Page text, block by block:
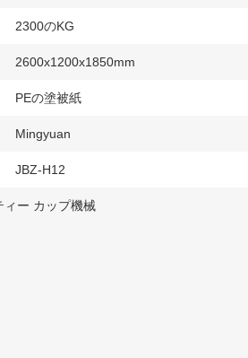
2300のKG
2600x1200x1850mm
PEの塗被紙
Mingyuan
JBZ-H12
ィー カップ機械